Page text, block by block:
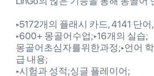
‣5172개의 플래시 카드, 4141 단
‣600+ 몽골어수업;‣16개의 실습;
몽골어초심자를위한과정;‣언어
급 내용;
‣시험과 성적;싱글 플레이어;